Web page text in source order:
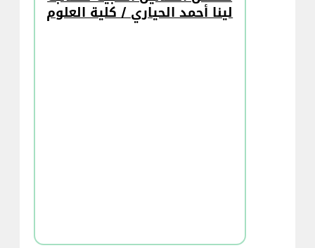
لينا أحمد الحياري / كلية العلوم